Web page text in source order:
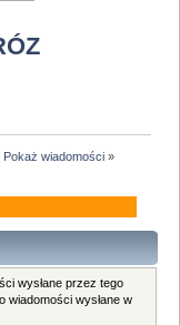
Pokaż wiadomości»
wysłane przez tego
wiadomości wysłane w